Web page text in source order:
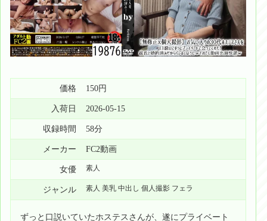
価格 150円
入荷日 2026-05-15
収録時間 58分
メーカー FC2動画
女優 素人
ジャンル 素人 美乳 中出し 個人撮影 フェラ
ずっと口説いていたホステスさんが、遂にプライベート